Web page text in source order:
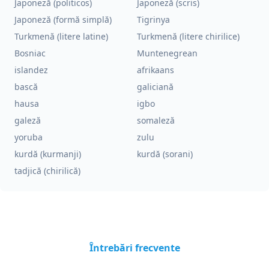
Japoneză (politicos)
Japoneză (scris)
Japoneză (formă simplă)
Tigrinya
Turkmenă (litere latine)
Turkmenă (litere chirilice)
Bosniac
Muntenegrean
islandez
afrikaans
bască
galiciană
hausa
igbo
galeză
somaleză
yoruba
zulu
kurdă (kurmanji)
kurdă (sorani)
tadjică (chirilică)
Întrebări frecvente